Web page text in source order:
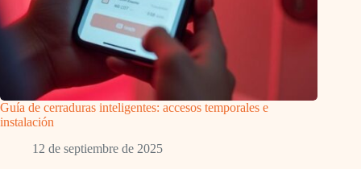
Guía de cerraduras inteligentes: accesos temporales e
instalación
12 de septiembre de 2025